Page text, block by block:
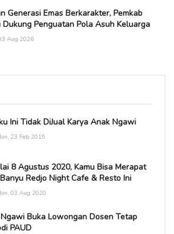
Generasi Emas Berkarakter, Pemkab
Penguatan Pola Asuh Keluarga
Aug 2026
Ini Tidak DiJual Karya Anak Ngawi
23 Feb 2015
8 Agustus 2020, Kamu Bisa Merapat
Redjo Night Cafe & Resto Ini
03 Aug 2020
Buka Lowongan Dosen Tetap
PAUD